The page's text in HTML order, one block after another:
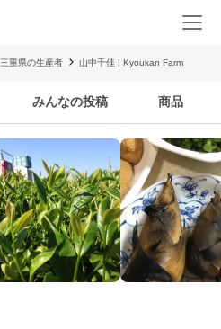
三重県の生産者 山中千佳 | Kyoukan Farm
みんなの投稿 商品